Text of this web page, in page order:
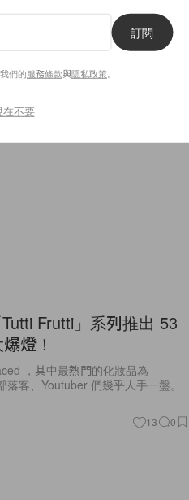
8
Frutti」系列推出 53
燈！
，其中最熱門的化妝品為
客、Youtuber 們幾乎人手一盤。
13 0
訂閱
們的服務條款與隱私政策
在不要